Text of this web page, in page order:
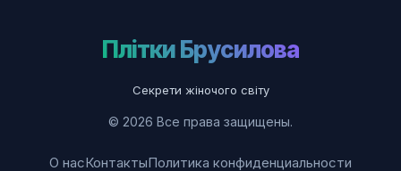
Плітки Брусилова
Секрети жіночого світу
© 2026 Все права защищены.
О насКонтактыПолитика конфиденциальности